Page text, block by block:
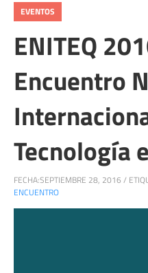
EVENTOS
ENITEQ
Encuentro
Tecnología
FECHA:SEPTIEMBRE 28, 2016 /
ENCUENTRO